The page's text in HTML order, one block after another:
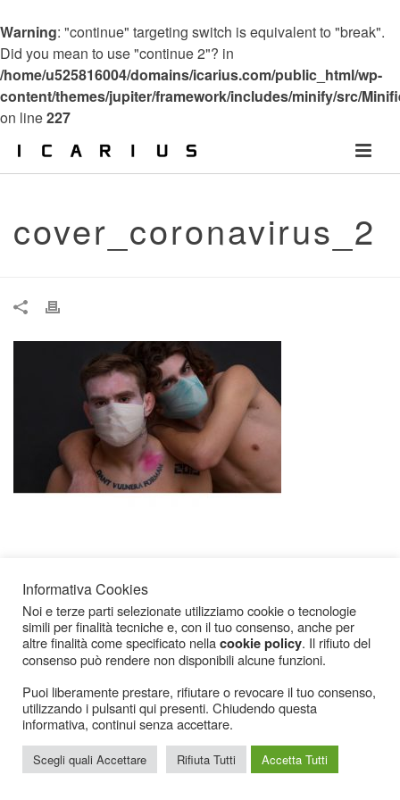
Warning: "continue" targeting switch is equivalent to "break".
Did you mean to use "continue 2"? in
/home/u525816004/domains/icarius.com/public_html/wp-
content/themes/jupiter/framework/includes/minify/src/
on line227
cover_coronavirus_2
Icarius.com Copyright © 2000 - 2022 |Privacy Policy| Cookies Policy|Consenso
Cookies
Informativa Cookies
Noi e terze parti selezionate utilizziamo cookie o tecnologie
simili per finalità tecniche e, con il tuo consenso, anche per
altre finalità come specificato nellacookie policy. Il rifiuto del
consenso può rendere non disponibili alcune funzioni.
Puoi liberamente prestare, rifiutare o revocare il tuo consenso,
utilizzando i pulsanti qui presenti. Chiudendo questa
informativa, continui senza accettare.
Scegli quali Accettare Rifiuta Tutti Accetta Tutti